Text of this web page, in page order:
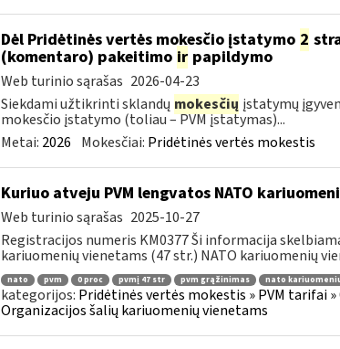
Dėl Pridėtinės vertės mokesčio įstatymo 2
(komentaro) pakeitimo irpapildymo
Web turinio sąrašas 2026-04-23
Siekdami užtikrinti sklandų mokesčių įstatymų
mokesčio įstatymo (toliau – PVM įstatymas)...
Metai: 2026 Mokesčiai: Pridėtinės vertės mokestis
Kuriuo atveju PVM lengvatos NATO
Web turinio sąrašas 2025-10-27
Registracijos numeris KM0377 Ši informacija
kariuomenių vienetams (47 str.) NATO kariuomenių
nato pvm 0 proc pvmį 47 str pvm grąžinimas nato
kategorijos: Pridėtinės vertės mokestis » PVM tarifai
Organizacijos šalių kariuomenių vienetams